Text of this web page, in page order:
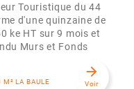
Touristique du 44
d'une quinzaine de
ke HT sur 9 mois et
Murs et Fonds
M² LA BAULE
arrow_forward
Voir